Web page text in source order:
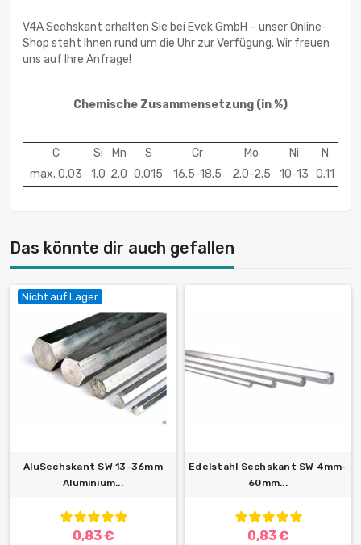
V4A Sechskant erhalten Sie bei Evek GmbH – unser Online-
Shop steht Ihnen rund um die Uhr zur Verfügung. Wir freuen
uns auf Ihre Anfrage!
Chemische Zusammensetzung (in %)
C Si Mn S Cr Mo Ni
N
max. 0.03
1.0 2.0 0.015 16.5-18.5 2.0-2.5 10-13 0.11
Das könnte dir auch gefallen
Nicht auf Lager
AluSechskant SW 13-36mm
Aluminium...
0,83 €
Edelstahl Sechskant SW 4mm-
60mm...
0,83 €